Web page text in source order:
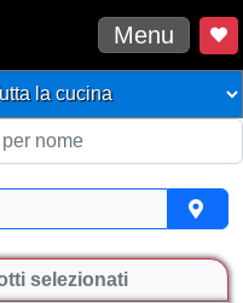
Menu
selezionati